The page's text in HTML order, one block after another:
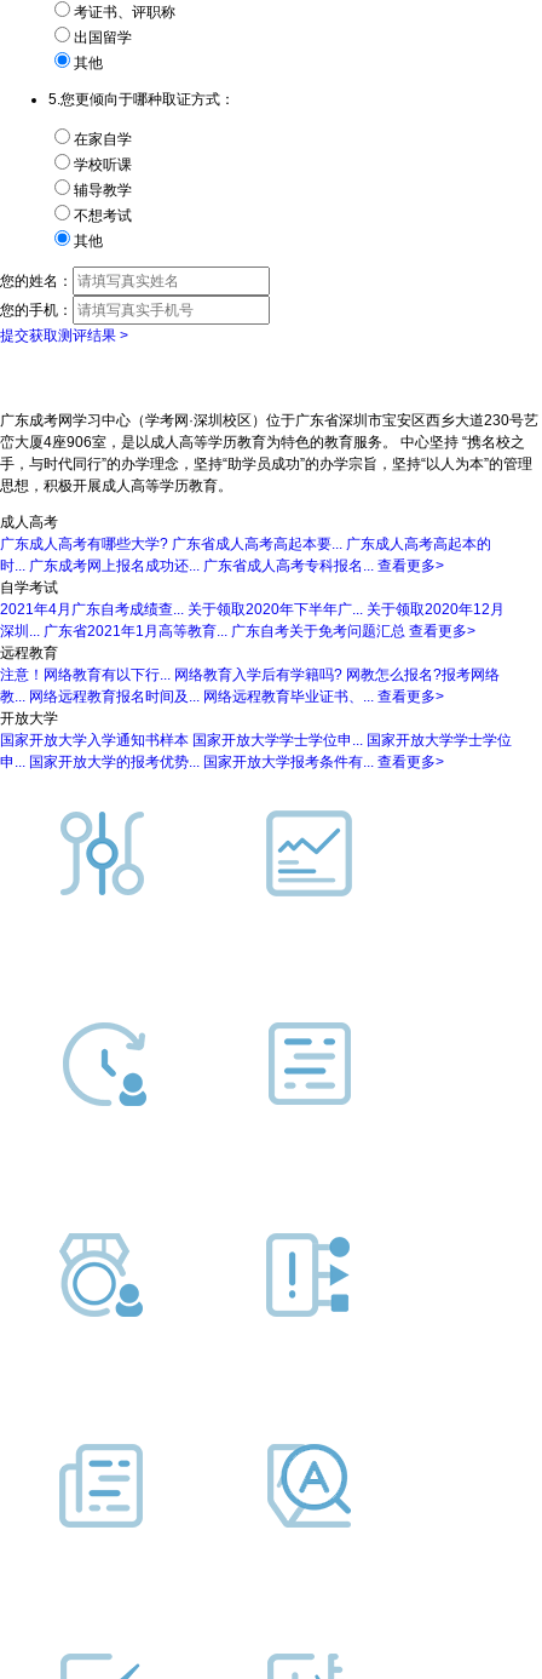
考证书、评职称
出国留学
其他
5.您更倾向于哪种取证方式：
在家自学
学校听课
辅导教学
不想考试
其他
您的姓名：
您的手机：
提交获取测评结果 >
广东成考网学习中心（学考网·深圳校区）位于广东省深圳市宝安区西乡大道230号艺
峦大厦4座906室，是以成人高等学历教育为特色的教育服务。 中心坚持 “携名校之
手，与时代同行”的办学理念，坚持“助学员成功”的办学宗旨，坚持“以人为本”的管理
思想，积极开展成人高等学历教育。
成人高考
广东成人高考有哪些大学? 广东省成人高考高起本要... 广东成人高考高起本的
时... 广东成考网上报名成功还... 广东省成人高考专科报名... 查看更多>
自学考试
2021年4月广东自考成绩查... 关于领取2020年下半年广... 关于领取2020年12月
深圳... 广东省2021年1月高等教育... 广东自考关于免考问题汇总 查看更多>
远程教育
注意！网络教育有以下行... 网络教育入学后有学籍吗? 网教怎么报名?报考网络
教... 网络远程教育报名时间及... 网络远程教育毕业证书、... 查看更多>
开放大学
国家开放大学入学通知书样本 国家开放大学学士学位申... 国家开放大学学士学位
申... 国家开放大学的报考优势... 国家开放大学报考条件有... 查看更多>